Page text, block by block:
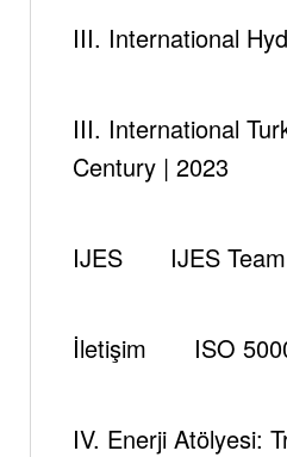
III. International
III. International
Century | 2023
IJES IJES Team
İletişim ISO
IV. Enerji Atölyesi: